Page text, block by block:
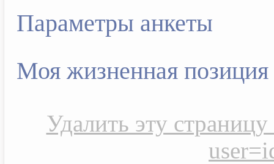
Параметры анкеты
Моя жизненная позиция
Удалить эту